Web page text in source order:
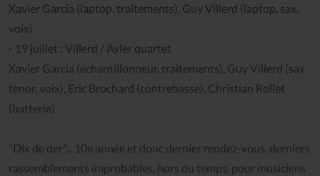
Xavier Garcia (laptop, traitements), Guy Villerd (laptop, sax,
voix)
- 19 juillet : Villerd / Ayler quartet
Xavier Garcia (échantillonneur, traitements), Guy Villerd (sax
tenor, voix), Eric Brochard (contrebasse), Christian Rollet
(batterie)
"Dix de der"... 10e année et donc dernier rendez-vous, derniers
rassemblements improbables, hors du temps, pour musiciens